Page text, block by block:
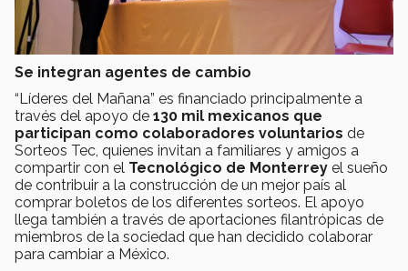
Se integran agentes de cambio
“Líderes del Mañana” es financiado principalmente a
través del apoyo de 130 mil mexicanos que
participan como colaboradores voluntarios de
Sorteos Tec, quienes invitan a familiares y amigos a
compartir con el Tecnológico de Monterrey el sueño
de contribuir a la construcción de un mejor país al
comprar boletos de los diferentes sorteos. El apoyo
llega también a través de aportaciones filantrópicas de
miembros de la sociedad que han decidido colaborar
para cambiar a México.